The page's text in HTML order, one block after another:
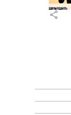
share